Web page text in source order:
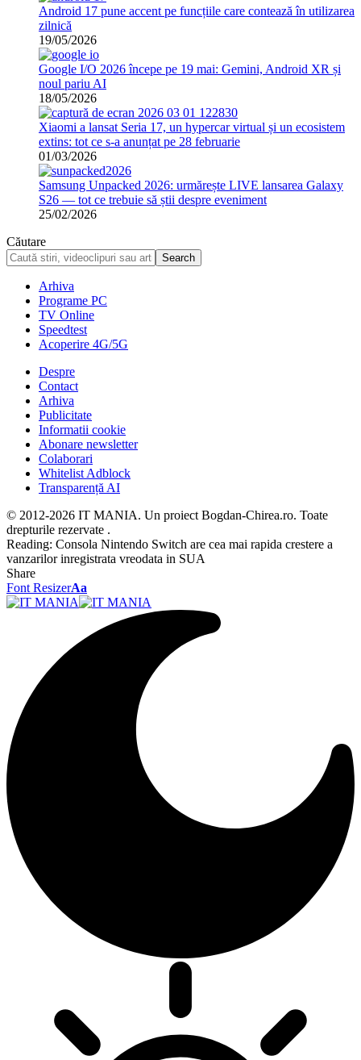
Android 17 pune accent pe funcțiile care contează în utilizarea
zilnică
19/05/2026
Google I/O 2026 începe pe 19 mai: Gemini, Android XR și
noul pariu AI
18/05/2026
Xiaomi a lansat Seria 17, un hypercar virtual și un ecosistem
extins: tot ce s-a anunțat pe 28 februarie
01/03/2026
Samsung Unpacked 2026: urmărește LIVE lansarea Galaxy
S26 — tot ce trebuie să știi despre eveniment
25/02/2026
Căutare
Arhiva
Programe PC
TV Online
Speedtest
Acoperire 4G/5G
Despre
Contact
Arhiva
Publicitate
Informatii cookie
Abonare newsletter
Colaborari
Whitelist Adblock
Transparență AI
© 2012-2026 IT MANIA. Un proiect Bogdan-Chirea.ro. Toate
drepturile rezervate .
Reading: Consola Nintendo Switch are cea mai rapida crestere a
vanzarilor inregistrata vreodata in SUA
Share
Font ResizerAa